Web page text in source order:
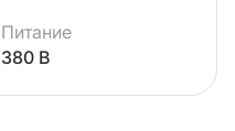
Питание
380 В